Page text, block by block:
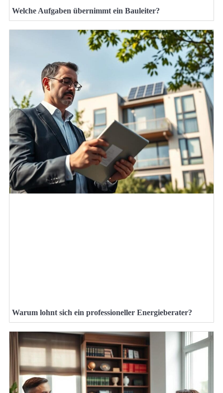
Welche Aufgaben übernimmt ein Bauleiter?
Warum lohnt sich ein professioneller Energieberater?